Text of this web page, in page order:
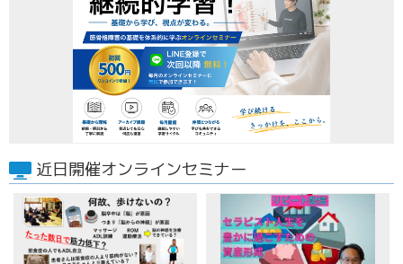
近日開催オンラインセミナー